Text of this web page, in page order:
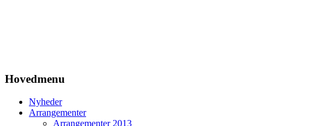
Hovedmenu
Nyheder
Arrangementer
Arrangementer 2013